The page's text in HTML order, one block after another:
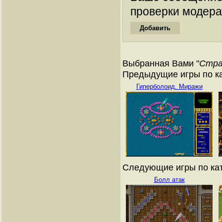
проверки
Выбранная Вами "
Предыдущие игры по
Гиперболоид. Миражи
Следующие игры по
Болл атак